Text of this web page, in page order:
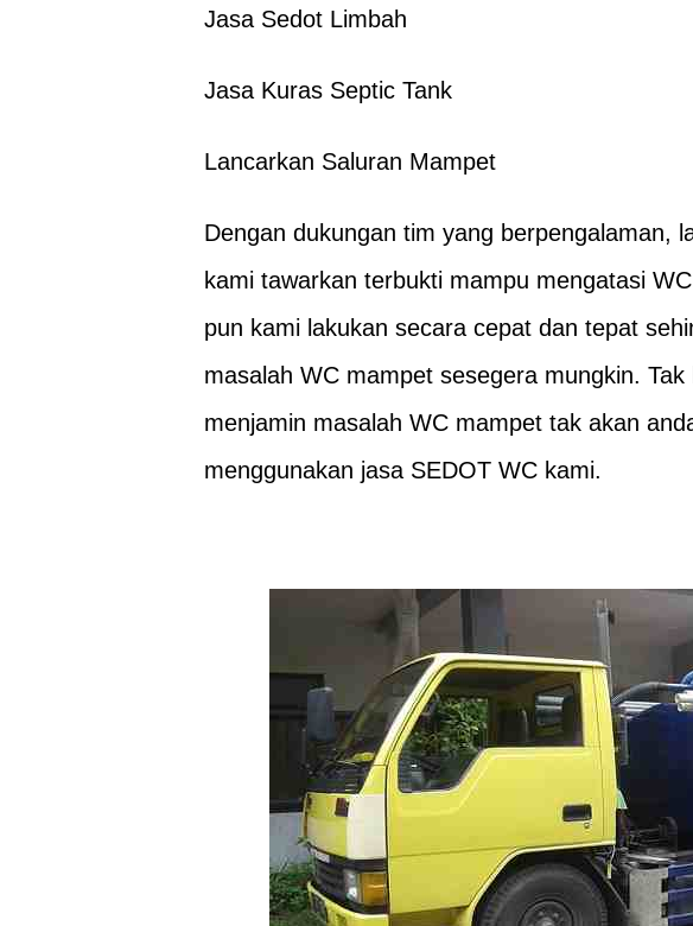
Jasa Sedot Limbah
Jasa Kuras Septic Tank
Lancarkan Saluran Mampet
Dengan dukungan tim yang berpengalaman,
kami tawarkan terbukti mampu mengatasi
pun kami lakukan secara cepat dan tepat
masalah WC mampet sesegera mungkin.
menjamin masalah WC mampet tak akan
menggunakan jasa SEDOT WC kami.